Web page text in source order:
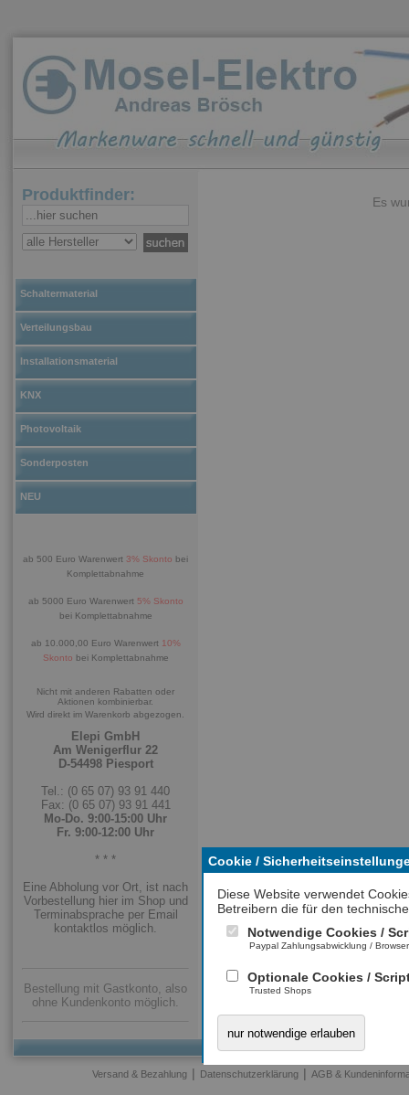
Cookie /
Diese Website verwendet
Betreibern die für den
Notwendige Cookies /
Paypal Zahlungsabwicklung /
Optionale Cookies /
Trusted Shops
nur notwendige erlauben
Produktfinder:
Schaltermaterial
Verteilungsbau
Installationsmaterial
KNX
Photovoltaik
Sonderposten
NEU
ab 500 Euro Warenwert 3% Skonto bei
Komplettabnahme
ab 5000 Euro Warenwert 5% Skonto
bei Komplettabnahme
ab 10.000,00 Euro Warenwert 10%
Skonto bei Komplettabnahme
Nicht mit anderen Rabatten oder
Aktionen kombinierbar.
Wird direkt im Warenkorb abgezogen.
Elepi GmbH
Am Wenigerflur 22
D-54498 Piesport
Tel.: (0 65 07) 93 91 440
Fax: (0 65 07) 93 91 441
Mo-Do. 9:00-15:00 Uhr
Fr. 9:00-12:00 Uhr
* * *
Eine Abholung vor Ort, ist nach
Vorbestellung hier im Shop und
Terminabsprache per Email
kontaktlos möglich.
Bestellung mit Gastkonto, also
ohne Kundenkonto möglich.
Es
Versand & Bezahlung | Datenschutzerklärung | AGB &